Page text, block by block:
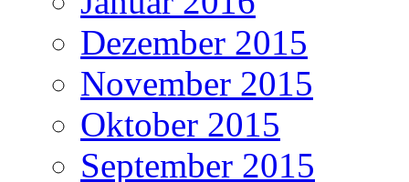
Dezember 2015
November 2015
Oktober 2015
September 2015